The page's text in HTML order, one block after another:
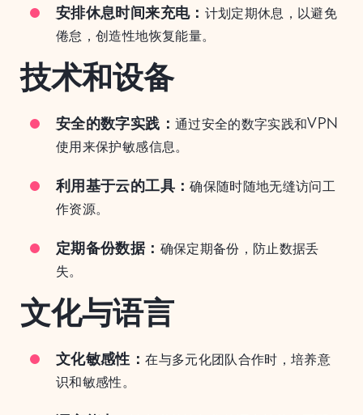
安排休息时间来充电： 计划定期休息，以避免
倦怠，创造性地恢复能量。
技术和设备
安全的数字实践： 通过安全的数字实践和VPN
使用来保护敏感信息。
利用基于云的工具：确保随时随地无缝访问工
作资源。
定期备份数据： 确保定期备份，防止数据丢
失。
文化与语言
文化敏感性：在与多元化团队合作时，培养意
识和敏感性。